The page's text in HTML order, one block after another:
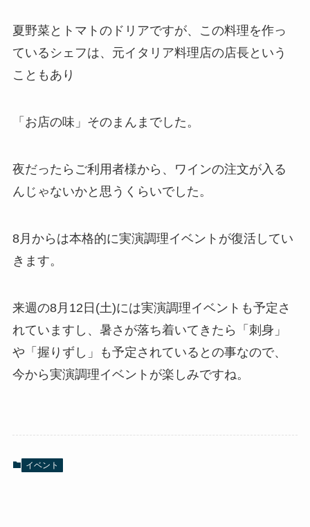
夏野菜とトマトのドリアですが、この料理を作っ
ているシェフは、元イタリア料理店の店長という
こともあり
「お店の味」そのまんまでした。
夜だったらご利用者様から、ワインの注文が入る
んじゃないかと思うくらいでした。
8月からは本格的に実演調理イベントが復活してい
きます。
来週の8月12日(土)には実演調理イベントも予定さ
れていますし、暑さが落ち着いてきたら「刺身」
や「握りずし」も予定されているとの事なので、
今から実演調理イベントが楽しみですね。
イベント